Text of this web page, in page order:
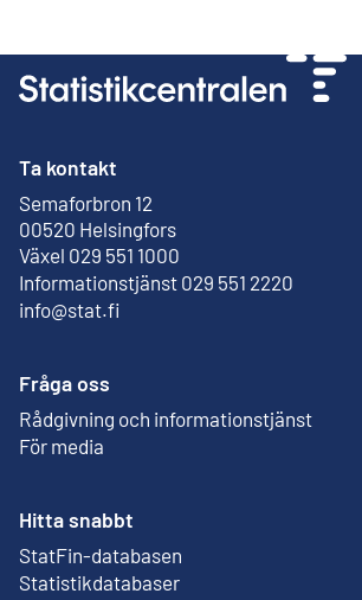
Ta kontakt
Semaforbron 12
00520 Helsingfors
Extern länk
Växel 029 551 1000
Informationstjänst 029 551 2220
info@stat.fi
Fråga oss
Rådgivning och informationstjänst
För media
Hitta snabbt
StatFin-databasen
Extern länk
Statistikdatabaser